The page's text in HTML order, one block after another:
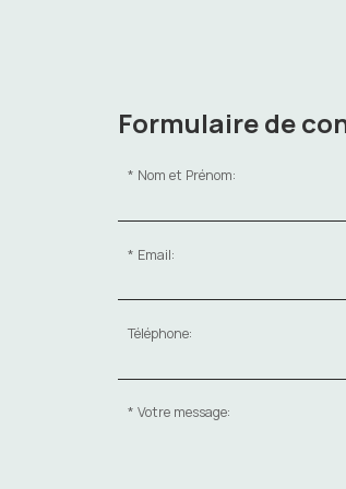
Formulaire de
Nom et Prénom:
Email:
Téléphone:
Votre message: